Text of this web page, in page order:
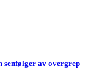
senfølger av overgrep